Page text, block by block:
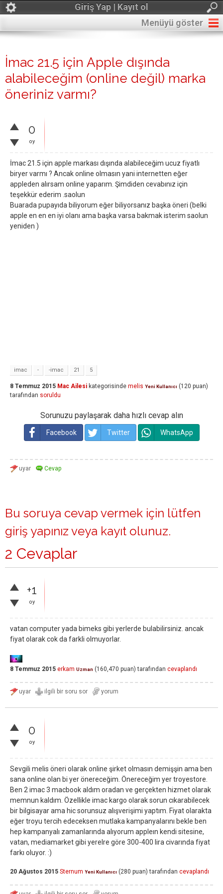
Giriş Yap | Kayıt ol
Menüyü göster
İmac 21.5 için Apple dışında
alabileceğim (online değil) marka
öneriniz varmı?
0
oy
İmac 21.5 için apple markası dışında alabileceğim ucuz fiyatlı
biryer varmı ? Ancak online olmasın yani internetten eğer
appleden alırsam online yaparım. Şimdiden cevabınız için
teşekkür ederim .saolun
Buarada pupayıda biliyorum eğer biliyorsanız başka öneri (belki
apple en en en iyi olanı ama başka varsa bakmak isterim saolun
yeniden )
imac - -imac 21 5
8 Temmuz 2015 Mac Ailesi kategorisinde melis Yeni Kullanıcı (120 puan)
tarafından soruldu
Sorunuzu paylaşarak daha hızlı cevap alın
Facebook Twitter WhatsApp
Bu soruya cevap vermek için lütfen
giriş yapınız veya kayıt olunuz.
2 Cevaplar
+1
oy
vatan computer yada bimeks gibi yerlerde bulabilirsiniz. ancak
fiyat olarak cok da farkli olmuyorlar.
8 Temmuz 2015 erkam Uzman (160,470 puan) tarafından cevaplandı
0
oy
Sevgili melis öneri olarak online şirket olmasın demişşin ama ben
sana online olan bi yer önereceğim. Önereceğim yer troyestore.
Ben 2 imac 3 macbook aldım oradan ve gerçekten hizmet olarak
memnun kaldım. Özellikle imac kargo olarak sorun cıkarabilecek
bir bilgisayar ama hic sorunsuz alışverişimi yaptım. Fiyat olarakta
eğer troyu tercih edeceksen mutlaka kampanyalarını bekle ben
hep kampanyalı zamanlarında alıyorum appleın kendi sitesine,
vatan, mediamarket gibi yerelre göre 300-400 lira civarında fiyat
farkı oluyor. :)
20 Ağustos 2015 Sternum Yeni Kullanıcı (280 puan) tarafından cevaplandı